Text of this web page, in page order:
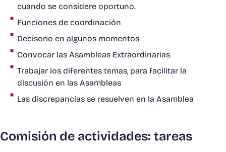
cuando se considere oportuno.
Funciones de coordinación
Decisorio en algunos momentos
Convocar las Asambleas Extraordinarias
Trabajar los diferentes temas, para facilitar la
discusión en las Asambleas
Las discrepancias se resuelven en la Asamblea
Comisión de actividades: tareas